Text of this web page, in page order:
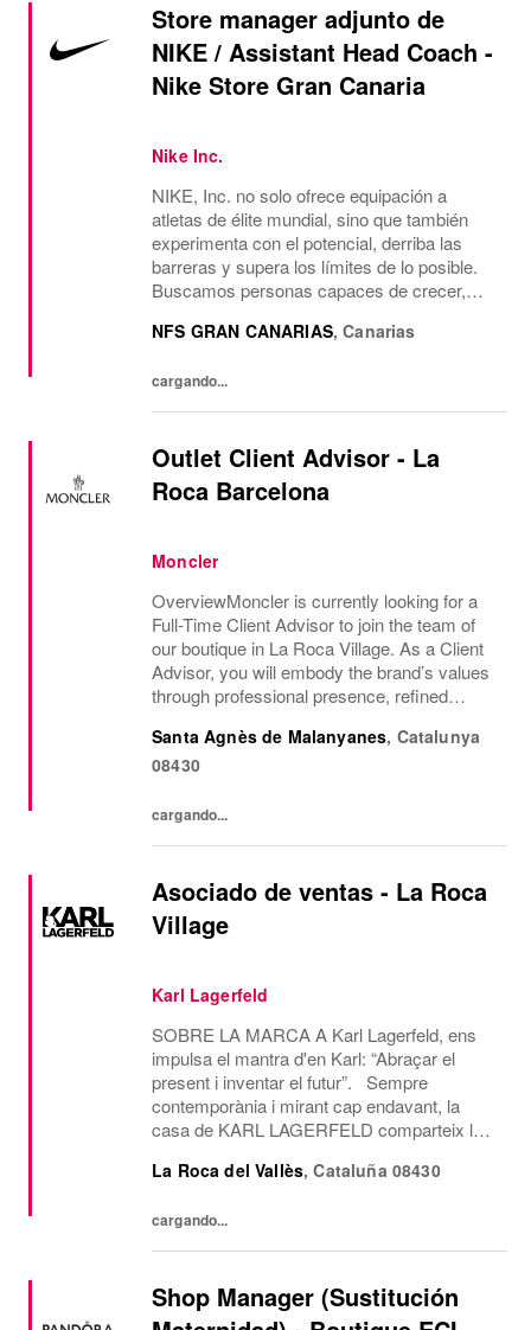
Store manager adjunto de
NIKE / Assistant Head Coach -
Nike Store Gran Canaria
Nike Inc.
NIKE, Inc. no solo ofrece equipación a
atletas de élite mundial, sino que también
experimenta con el potencial, derriba las
barreras y supera los límites de lo posible.
Buscamos personas capaces de crecer,
aceptar la diversidad y fomentar la
NFS GRAN CANARIAS,Canarias
cargando...
Outlet Client Advisor - La
Roca Barcelona
Moncler
OverviewMoncler is currently looking for a
Full-Time Client Advisor to join the team of
our boutique in La Roca Village. As a Client
Advisor, you will embody the brand’s values
through professional presence, refined
delivering exceptional client experiences....
Santa Agnès de Malanyanes, Catalunya
08430
cargando...
Asociado de ventas - La Roca
Village
Karl Lagerfeld
SOBRE LA MARCA A Karl Lagerfeld, ens
impulsa el mantra d'en Karl: “Abraçar el
present i inventar el futur”. Sempre
contemporània i mirant cap endavant, la
casa de KARL LAGERFELD comparteix la
icònic fundador, Karl Lagerfeld. Som l’única
La Roca del Vallès,Cataluña 08430
cargando...
Shop Manager (Sustitución